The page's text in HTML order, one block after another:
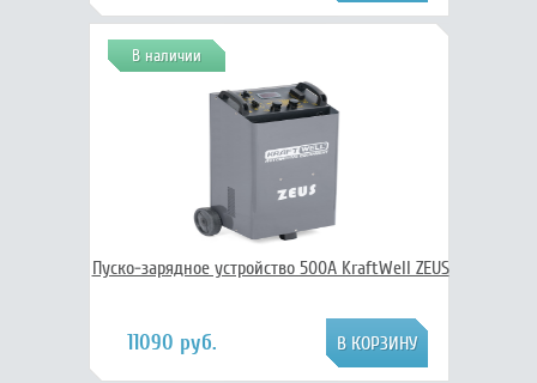
В наличии
Пуско-зарядное устройство 500А KraftWell ZEUS
11090 руб.